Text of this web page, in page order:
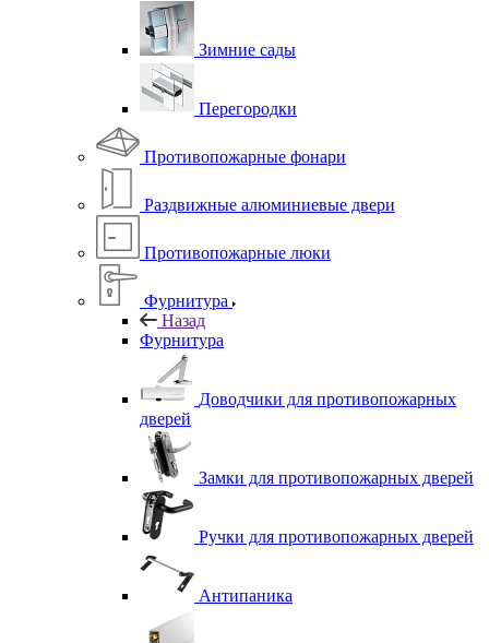
Зимние сады
Перегородки
Противопожарные фонари
Раздвижные алюминиевые двери
Противопожарные люки
Фурнитура
Назад
Фурнитура
Доводчики для противопожарных
дверей
Замки для противопожарных дверей
Ручки для противопожарных дверей
Антипаника